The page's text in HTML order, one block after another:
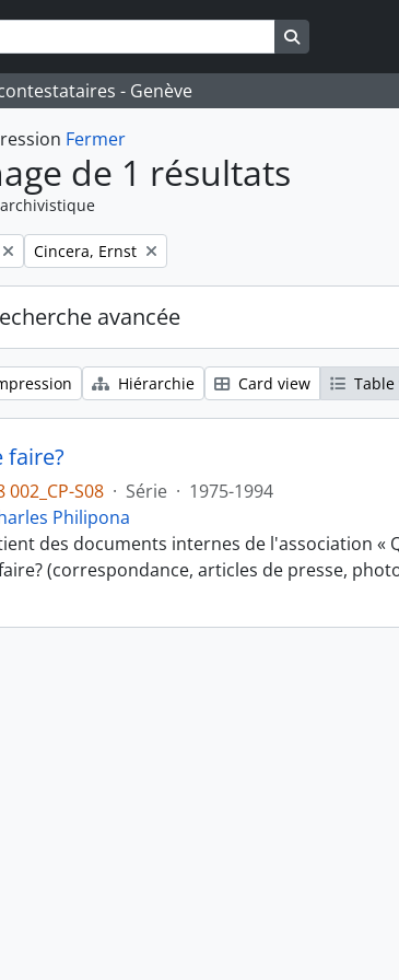
- Genève
Fermer
de 1 résultats
Remove filter:
Cincera, Ernst
avancée
Hiérarchie Card view Table
faire?
002_CP-S08 · Série · 1975-1994
Philipona
des documents internes de l'association
(correspondance, articles de presse,